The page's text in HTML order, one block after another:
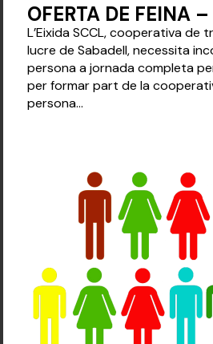
OFERTA DE FEINA
L’Eixida SCCL, cooperativa de
lucre de Sabadell, necessita
persona a jornada completa
per formar part de la
persona...